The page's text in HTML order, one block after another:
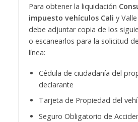
Para obtener la liquidación
impuesto vehículos Cali y
debe adjuntar copia de los
o escanearlos para la solicitud
línea:
Cédula de ciudadanía del
declarante
Tarjeta de Propiedad del
Seguro Obligatorio de